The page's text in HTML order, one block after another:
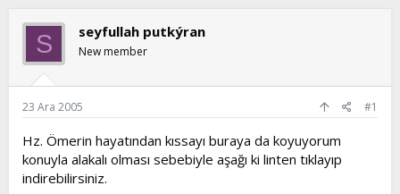
b
u
y
u
b
a
l
t
a
l
a
ı
a
i
S seyfullah putkýran
New member
23 Ara 2005 #1
Hz. Ömerin hayatından kıssayı buraya da koyuyorum
konuyla alakalı olması sebebiyle aşağı ki linten tıklayıp
indirebilirsiniz.